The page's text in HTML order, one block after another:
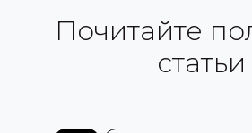
Почитайте
статьи